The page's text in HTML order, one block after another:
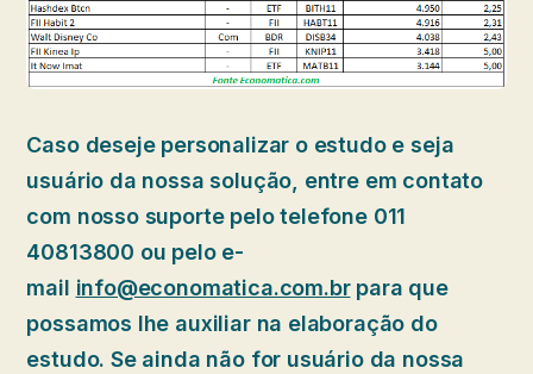
Caso deseje personalizar o estudo e seja
usuário da nossa solução, entre em contato
com nosso suporte pelo telefone 011
40813800 ou pelo e-
mail info@economatica.com.brpara que
possamos lhe auxiliar na elaboração do
estudo. Se ainda não for usuário da nossa